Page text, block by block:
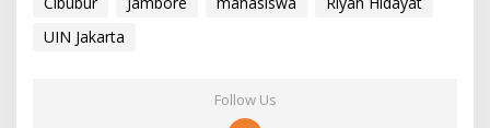
UIN Jakarta
Follow Us